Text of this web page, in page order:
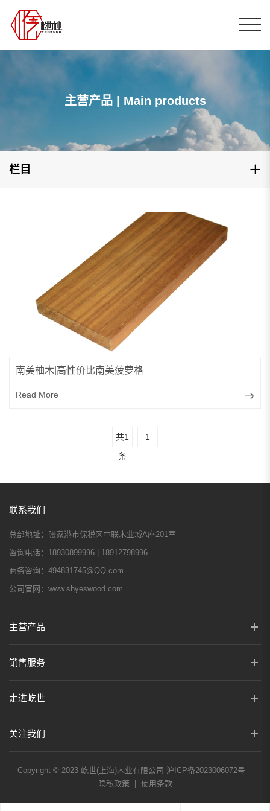
主营产品 | Main products
栏目
南美柚木|高性价比南美菠萝格
Read More
共1
条
1
联系我们
总部地址： 张家港市保税区中联木业城A座201室
咨询电话： 18930899996 | 18912798996
商务咨询： 494831745@QQ.com
公司官网： www.shyeswood.com
主营产品
销售服务
走进屹世
关注我们
Copyright © 2023 屹世(上海)木业有限公司 沪ICP备2023006072号
隐私政策 | 使用条款